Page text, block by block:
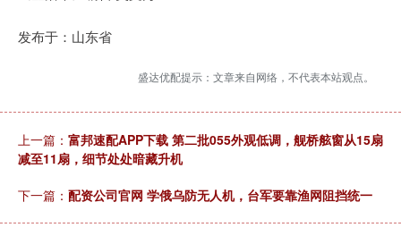
发布于：山东省
盛达优配提示：文章来自网络，不代表本站观点。
上一篇： 富邦速配APP下载 第二批055外观低调，舰桥舷窗从15扇
减至11扇，细节处处暗藏升机
下一篇： 配资公司官网 学俄乌防无人机，台军要靠渔网阻挡统一